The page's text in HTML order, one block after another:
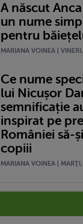
A născut
un nume
pentru
MARIANA VOINEA |
Ce nume
lui Nicușor
semnificație
inspirat pe
României să-
copiii
MARIANA VOINEA |